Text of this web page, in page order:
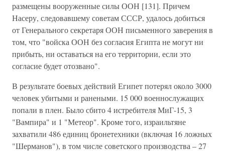
размещены вооруженные силы ООН [131]. Причем
Насеру, следовавшему советам СССР, удалось добиться
от Генерального секретаря ООН письменного заверения в
том, что "войска ООН без согласия Египта не могут ни
прибыть, ни оставаться на его территории, если это
согласие будет отозвано".
В результате боевых действий Египет потерял около 3000
человек убитыми и ранеными. 15 000 военнослужащих
попали в плен. Было сбито 4 истребителя МиГ-15, 3
"Вампира" и 1 "Метеор". Кроме того, израильтяне
захватили 486 единиц бронетехники (включая 16 ложных
"Шерманов"), в том числе советского производства – 27